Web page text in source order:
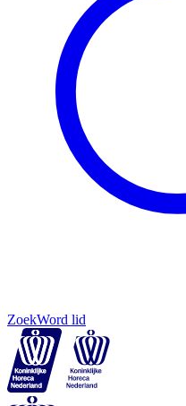
ZoekWord lid